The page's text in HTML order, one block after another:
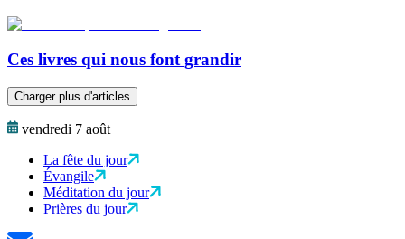
Ces livres qui nous font grandir
Charger plus d'articles
vendredi 7 août
La fête du jour
Évangile
Méditation du jour
Prières du jour